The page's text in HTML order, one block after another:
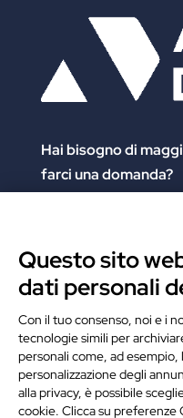
Hai bisogno di
farci una domanda?
Clicca e compila il
Contattaci
Alchimie Digitali Srl
Via Elia Rainusso, 110 –
Tel.+39 059 260762– PI
REA Modena 01/02/2005
Capitale sociale 20.000
Questo sito
dati personali
Con il tuo consenso, noi e i
tecnologie simili per
personali come, ad esempio,
personalizzazione degli
alla privacy, è possibile
cookie. Clicca su preferenze